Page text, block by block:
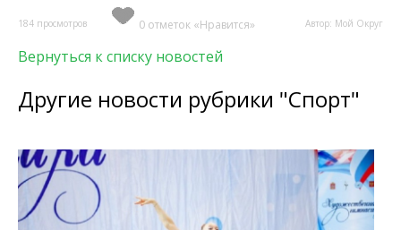
184 просмотров 0 отметок «Нравится» Автор: Мой Округ
Вернуться к списку новостей
Другие новости рубрики "Спорт"